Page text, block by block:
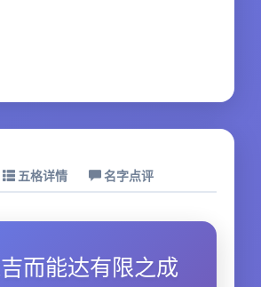
五格详情 名字点评
而能达有限之成